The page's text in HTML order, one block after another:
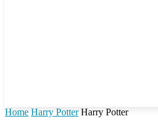
Home Harry Potter Harry Potter